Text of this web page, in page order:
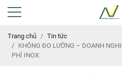
Trang chủ
Tin tức
KHÔNG ĐO LƯỜNG – DOANH
PHÍ INOX